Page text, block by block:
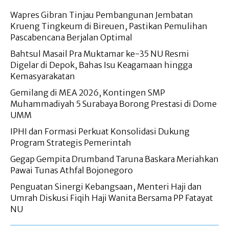
Wapres Gibran Tinjau Pembangunan Jembatan
Krueng Tingkeum di Bireuen, Pastikan Pemulihan
Pascabencana Berjalan Optimal
Bahtsul Masail Pra Muktamar ke-35 NU Resmi
Digelar di Depok, Bahas Isu Keagamaan hingga
Kemasyarakatan
Gemilang di MEA 2026, Kontingen SMP
Muhammadiyah 5 Surabaya Borong Prestasi di Dome
UMM
IPHI dan Formasi Perkuat Konsolidasi Dukung
Program Strategis Pemerintah
Gegap Gempita Drumband Taruna Baskara Meriahkan
Pawai Tunas Athfal Bojonegoro
Penguatan Sinergi Kebangsaan, Menteri Haji dan
Umrah Diskusi Fiqih Haji Wanita Bersama PP Fatayat
NU